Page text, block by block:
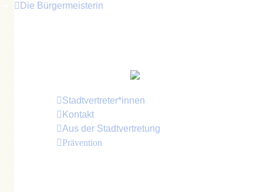
Die Bürgermeisterin
Stadtvertreter*innen
Kontakt
Aus der Stadtvertretung
Prävention